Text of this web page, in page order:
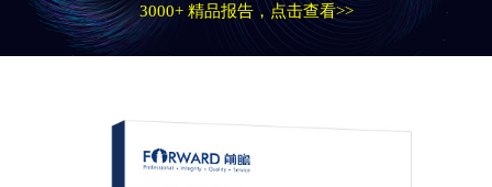
3000+ 精品报告，点击查看>>